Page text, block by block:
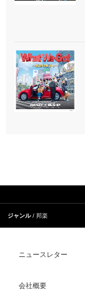
ジャンル 邦楽
ニュースレター
会社概要